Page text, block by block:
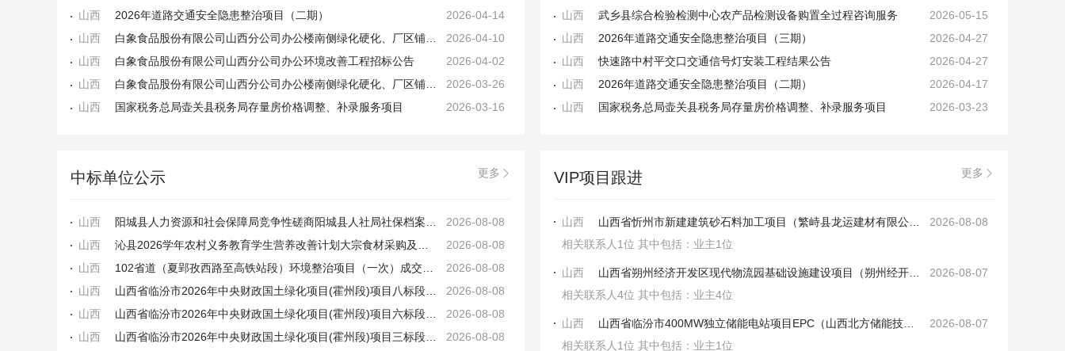
山西
2026年道路交通安全隐患整治项目（二期）
2026-04-14
山西
2026-04-10
山西
白象食品股份有限公司山西分公司办公环境改善工程招标公告
2026-04-02
山西
2026-03-26
山西
国家税务总局壶关县税务局存量房价格调整、补录服务项目 2026-03-16
山西
武乡县综合检验检测中心农产品检测设备购置全过程咨询服务
2026-05-15
山西
2026年道路交通安全隐患整治项目（三期）
2026-04-27
山西
快速路中村平交口交通信号灯安装工程结果公告
2026-04-27
山西
2026年道路交通安全隐患整治项目（二期）
2026-04-17
山西
国家税务总局壶关县税务局存量房价格调整、补录服务项目 2026-03-23
中标单位公示 更多 
山西
2026-08-08
山西
2026-08-08
山西
2026-08-08
山西
2026-08-08
山西
2026-08-08
山西
2026-08-08
VIP项目跟进 更多 
山西
2026-08-08
相关联系人1位 其中包括：业主1位
山西
2026-08-07
相关联系人4位 其中包括：业主4位
山西
2026-08-07
相关联系人1位 其中包括：业主1位